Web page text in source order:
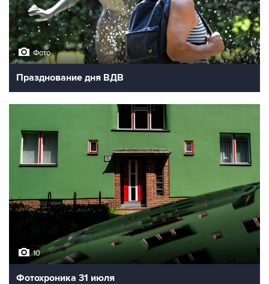
Фото
Празднование дня ВДВ
10
Фотохроника 31 июля